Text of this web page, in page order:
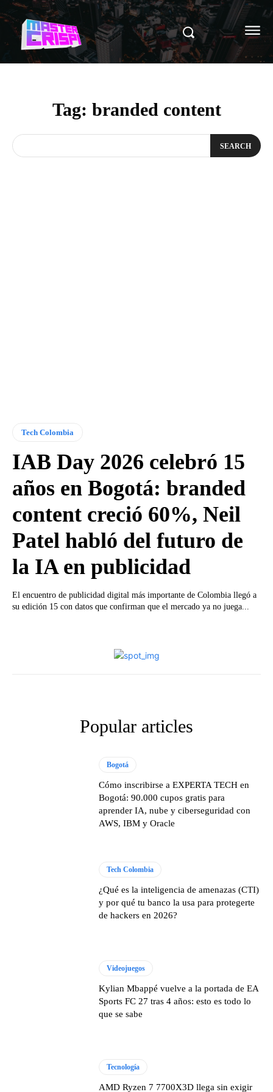
Tag: branded content
SEARCH
Tech Colombia
IAB Day 2026 celebró 15
años en Bogotá: branded
content creció 60%, Neil
Patel habló del futuro de
la IA en publicidad
El encuentro de publicidad digital más importante de Colombia llegó a
su edición 15 con datos que confirman que el mercado ya no juega...
Popular articles
Bogotá
Cómo inscribirse a EXPERTA TECH en
Bogotá: 90.000 cupos gratis para
aprender IA, nube y ciberseguridad con
AWS, IBM y Oracle
Tech Colombia
¿Qué es la inteligencia de amenazas (CTI)
y por qué tu banco la usa para protegerte
de hackers en 2026?
Videojuegos
Kylian Mbappé vuelve a la portada de EA
Sports FC 27 tras 4 años: esto es todo lo
que se sabe
Tecnología
AMD Ryzen 7 7700X3D llega sin exigir